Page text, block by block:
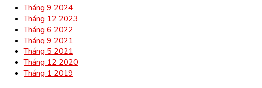
Tháng 9 2024
Tháng 12 2023
Tháng 6 2022
Tháng 9 2021
Tháng 5 2021
Tháng 12 2020
Tháng 1 2019